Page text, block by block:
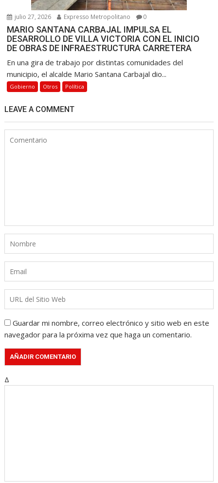
julio 27, 2026 Expresso Metropolitano 0
MARIO SANTANA CARBAJAL IMPULSA EL
DESARROLLO DE VILLA VICTORIA CON EL INICIO
DE OBRAS DE INFRAESTRUCTURA CARRETERA
En una gira de trabajo por distintas comunidades del
municipio, el alcalde Mario Santana Carbajal dio...
Gobierno Otros Política
LEAVE A COMMENT
Guardar mi nombre, correo electrónico y sitio web en este
navegador para la próxima vez que haga un comentario.
Δ